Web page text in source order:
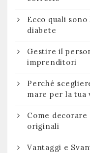
Ecco quali
diabete
Gestire il
imprenditori
Perché
mare per la tua
Come
originali
Vantaggi e